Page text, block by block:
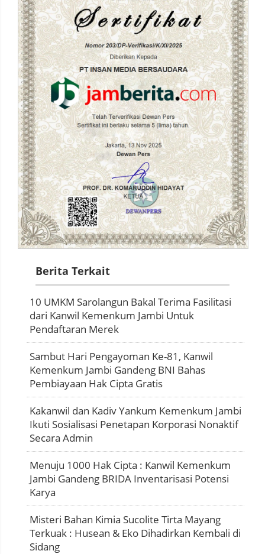
Berita Terkait
10 UMKM Sarolangun Bakal Terima Fasilitasi
dari Kanwil Kemenkum Jambi Untuk
Pendaftaran Merek
Sambut Hari Pengayoman Ke-81, Kanwil
Kemenkum Jambi Gandeng BNI Bahas
Pembiayaan Hak Cipta Gratis
Kakanwil dan Kadiv Yankum Kemenkum Jambi
Ikuti Sosialisasi Penetapan Korporasi Nonaktif
Secara Admin
Menuju 1000 Hak Cipta : Kanwil Kemenkum
Jambi Gandeng BRIDA Inventarisasi Potensi
Karya
Misteri Bahan Kimia Sucolite Tirta Mayang
Terkuak : Husean & Eko Dihadirkan Kembali di
Sidang